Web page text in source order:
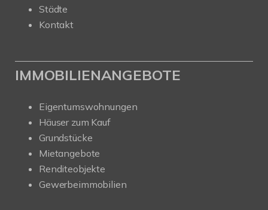
Städte
Kontakt
IMMOBILIENANGEBOTE
Eigentumswohnungen
Häuser zum Kauf
Grundstücke
Mietangebote
Renditeobjekte
Gewerbeimmobilien